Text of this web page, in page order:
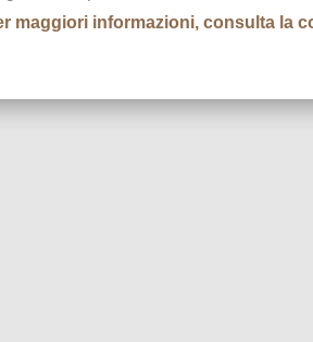
maggiori informazioni, consulta la